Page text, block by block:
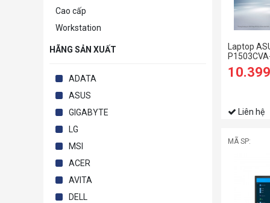
Cao cấp
Workstation
HÃNG SẢN XUẤT
ADATA
ASUS
GIGABYTE
LG
MSI
ACER
AVITA
DELL
Laptop
i3-1315U |
FHD | 8GB
Liên hệ
MÃ SP: